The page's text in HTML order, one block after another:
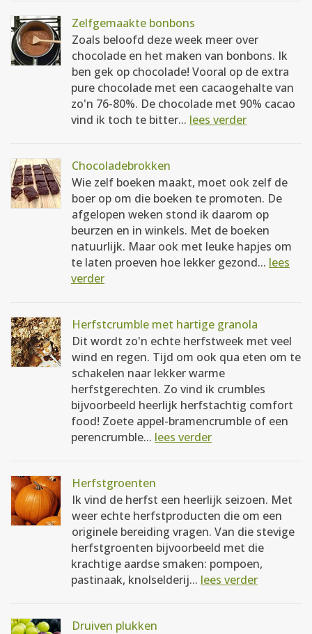
Zelfgemaakte bonbons
Zoals beloofd deze week meer over
chocolade en het maken van bonbons. Ik
ben gek op chocolade! Vooral op de extra
pure chocolade met een cacaogehalte van
zo'n 76-80%. De chocolade met 90% cacao
vind ik toch te bitter... lees verder
Chocoladebrokken
Wie zelf boeken maakt, moet ook zelf de
boer op om die boeken te promoten. De
afgelopen weken stond ik daarom op
beurzen en in winkels. Met de boeken
natuurlijk. Maar ook met leuke hapjes om
te laten proeven hoe lekker gezond... lees
verder
Herfstcrumble met hartige granola
Dit wordt zo'n echte herfstweek met veel
wind en regen. Tijd om ook qua eten om te
schakelen naar lekker warme
herfstgerechten. Zo vind ik crumbles
bijvoorbeeld heerlijk herfstachtig comfort
food! Zoete appel-bramencrumble of een
perencrumble... lees verder
Herfstgroenten
Ik vind de herfst een heerlijk seizoen. Met
weer echte herfstproducten die om een
originele bereiding vragen. Van die stevige
herfstgroenten bijvoorbeeld met die
krachtige aardse smaken: pompoen,
pastinaak, knolselderij... lees verder
Druiven plukken